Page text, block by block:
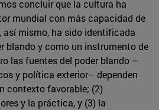
concluir que la cultura ha
mundial con más capacidad de
mismo, ha sido identificada
blando y como un instrumento de
las fuentes del poder blando –
y política exterior– dependen
contexto favorable; (2)
y la práctica, y (3) la